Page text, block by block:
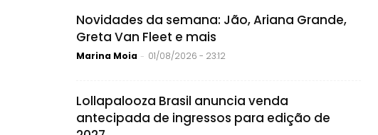
Novidades da semana: Jão, Ariana Grande,
Greta Van Fleet e mais
Marina Moia - 01/08/2026 - 23:12
Lollapalooza Brasil anuncia venda
antecipada de ingressos para edição de